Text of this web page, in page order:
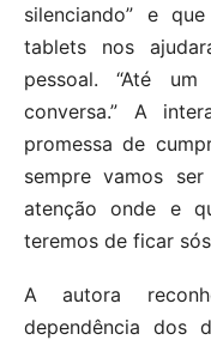
silenciando” e
tablets nos
pessoal. “Até
conversa.” A
promessa de
sempre vamos
atenção onde e
teremos de ficar
A autora
dependência dos